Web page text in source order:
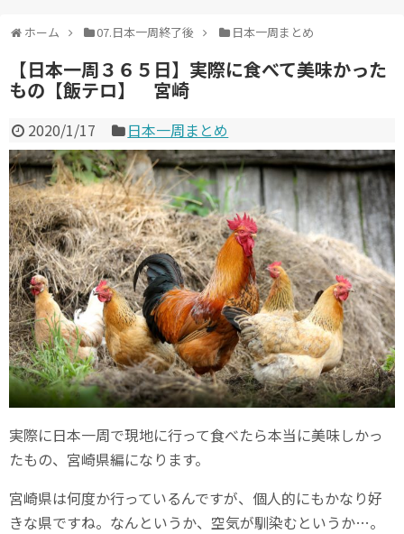
ホーム 07.日本一周終了後 日本一周まとめ
【日本一周３６５日】実際に食べて美味かった
もの【飯テロ】 宮崎
2020/1/17 日本一周まとめ
実際に日本一周で現地に行って食べたら本当に美味しかっ
たもの、宮崎県編になります。
宮崎県は何度か行っているんですが、個人的にもかなり好
きな県ですね。なんというか、空気が馴染むというか…。